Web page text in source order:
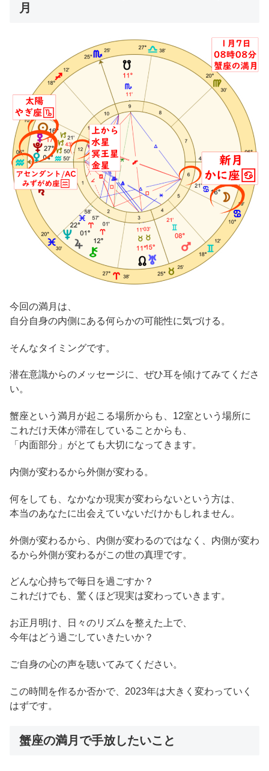
月
今回の満月は、
自分自身の内側にある何らかの可能性に気づける。
そんなタイミングです。
潜在意識からのメッセージに、ぜひ耳を傾けてみてくださ
い。
蟹座という満月が起こる場所からも、12室という場所に
これだけ天体が滞在していることからも、
「内面部分」がとても大切になってきます。
内側が変わるから外側が変わる。
何をしても、なかなか現実が変わらないという方は、
本当のあなたに出会えていないだけかもしれません。
外側が変わるから、内側が変わるのではなく、内側が変わ
るから外側が変わるがこの世の真理です。
どんな心持ちで毎日を過ごすか？
これだけでも、驚くほど現実は変わっていきます。
お正月明け、日々のリズムを整えた上で、
今年はどう過ごしていきたいか？
ご自身の心の声を聴いてみてください。
この時間を作るか否かで、2023年は大きく変わっていく
はずです。
蟹座の満月で手放したいこと